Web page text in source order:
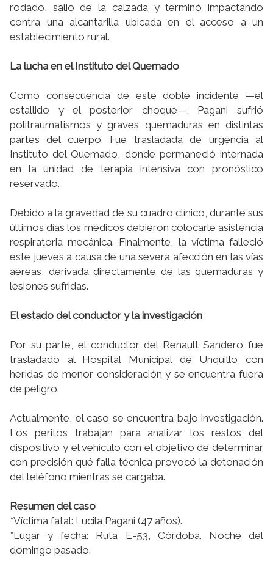
rodado, salió de la calzada y terminó impactando
contra una alcantarilla ubicada en el acceso a un
establecimiento rural.
La lucha en el Instituto del Quemado
Como consecuencia de este doble incidente —el
estallido y el posterior choque—, Pagani sufrió
politraumatismos y graves quemaduras en distintas
partes del cuerpo. Fue trasladada de urgencia al
Instituto del Quemado, donde permaneció internada
en la unidad de terapia intensiva con pronóstico
reservado.
Debido a la gravedad de su cuadro clínico, durante sus
últimos días los médicos debieron colocarle asistencia
respiratoria mecánica. Finalmente, la víctima falleció
este jueves a causa de una severa afección en las vías
aéreas, derivada directamente de las quemaduras y
lesiones sufridas.
El estado del conductor y la investigación
Por su parte, el conductor del Renault Sandero fue
trasladado al Hospital Municipal de Unquillo con
heridas de menor consideración y se encuentra fuera
de peligro.
Actualmente, el caso se encuentra bajo investigación.
Los peritos trabajan para analizar los restos del
dispositivo y el vehículo con el objetivo de determinar
con precisión qué falla técnica provocó la detonación
del teléfono mientras se cargaba.
Resumen del caso
*Víctima fatal: Lucila Pagani (47 años).
*Lugar y fecha: Ruta E-53, Córdoba. Noche del
domingo pasado.